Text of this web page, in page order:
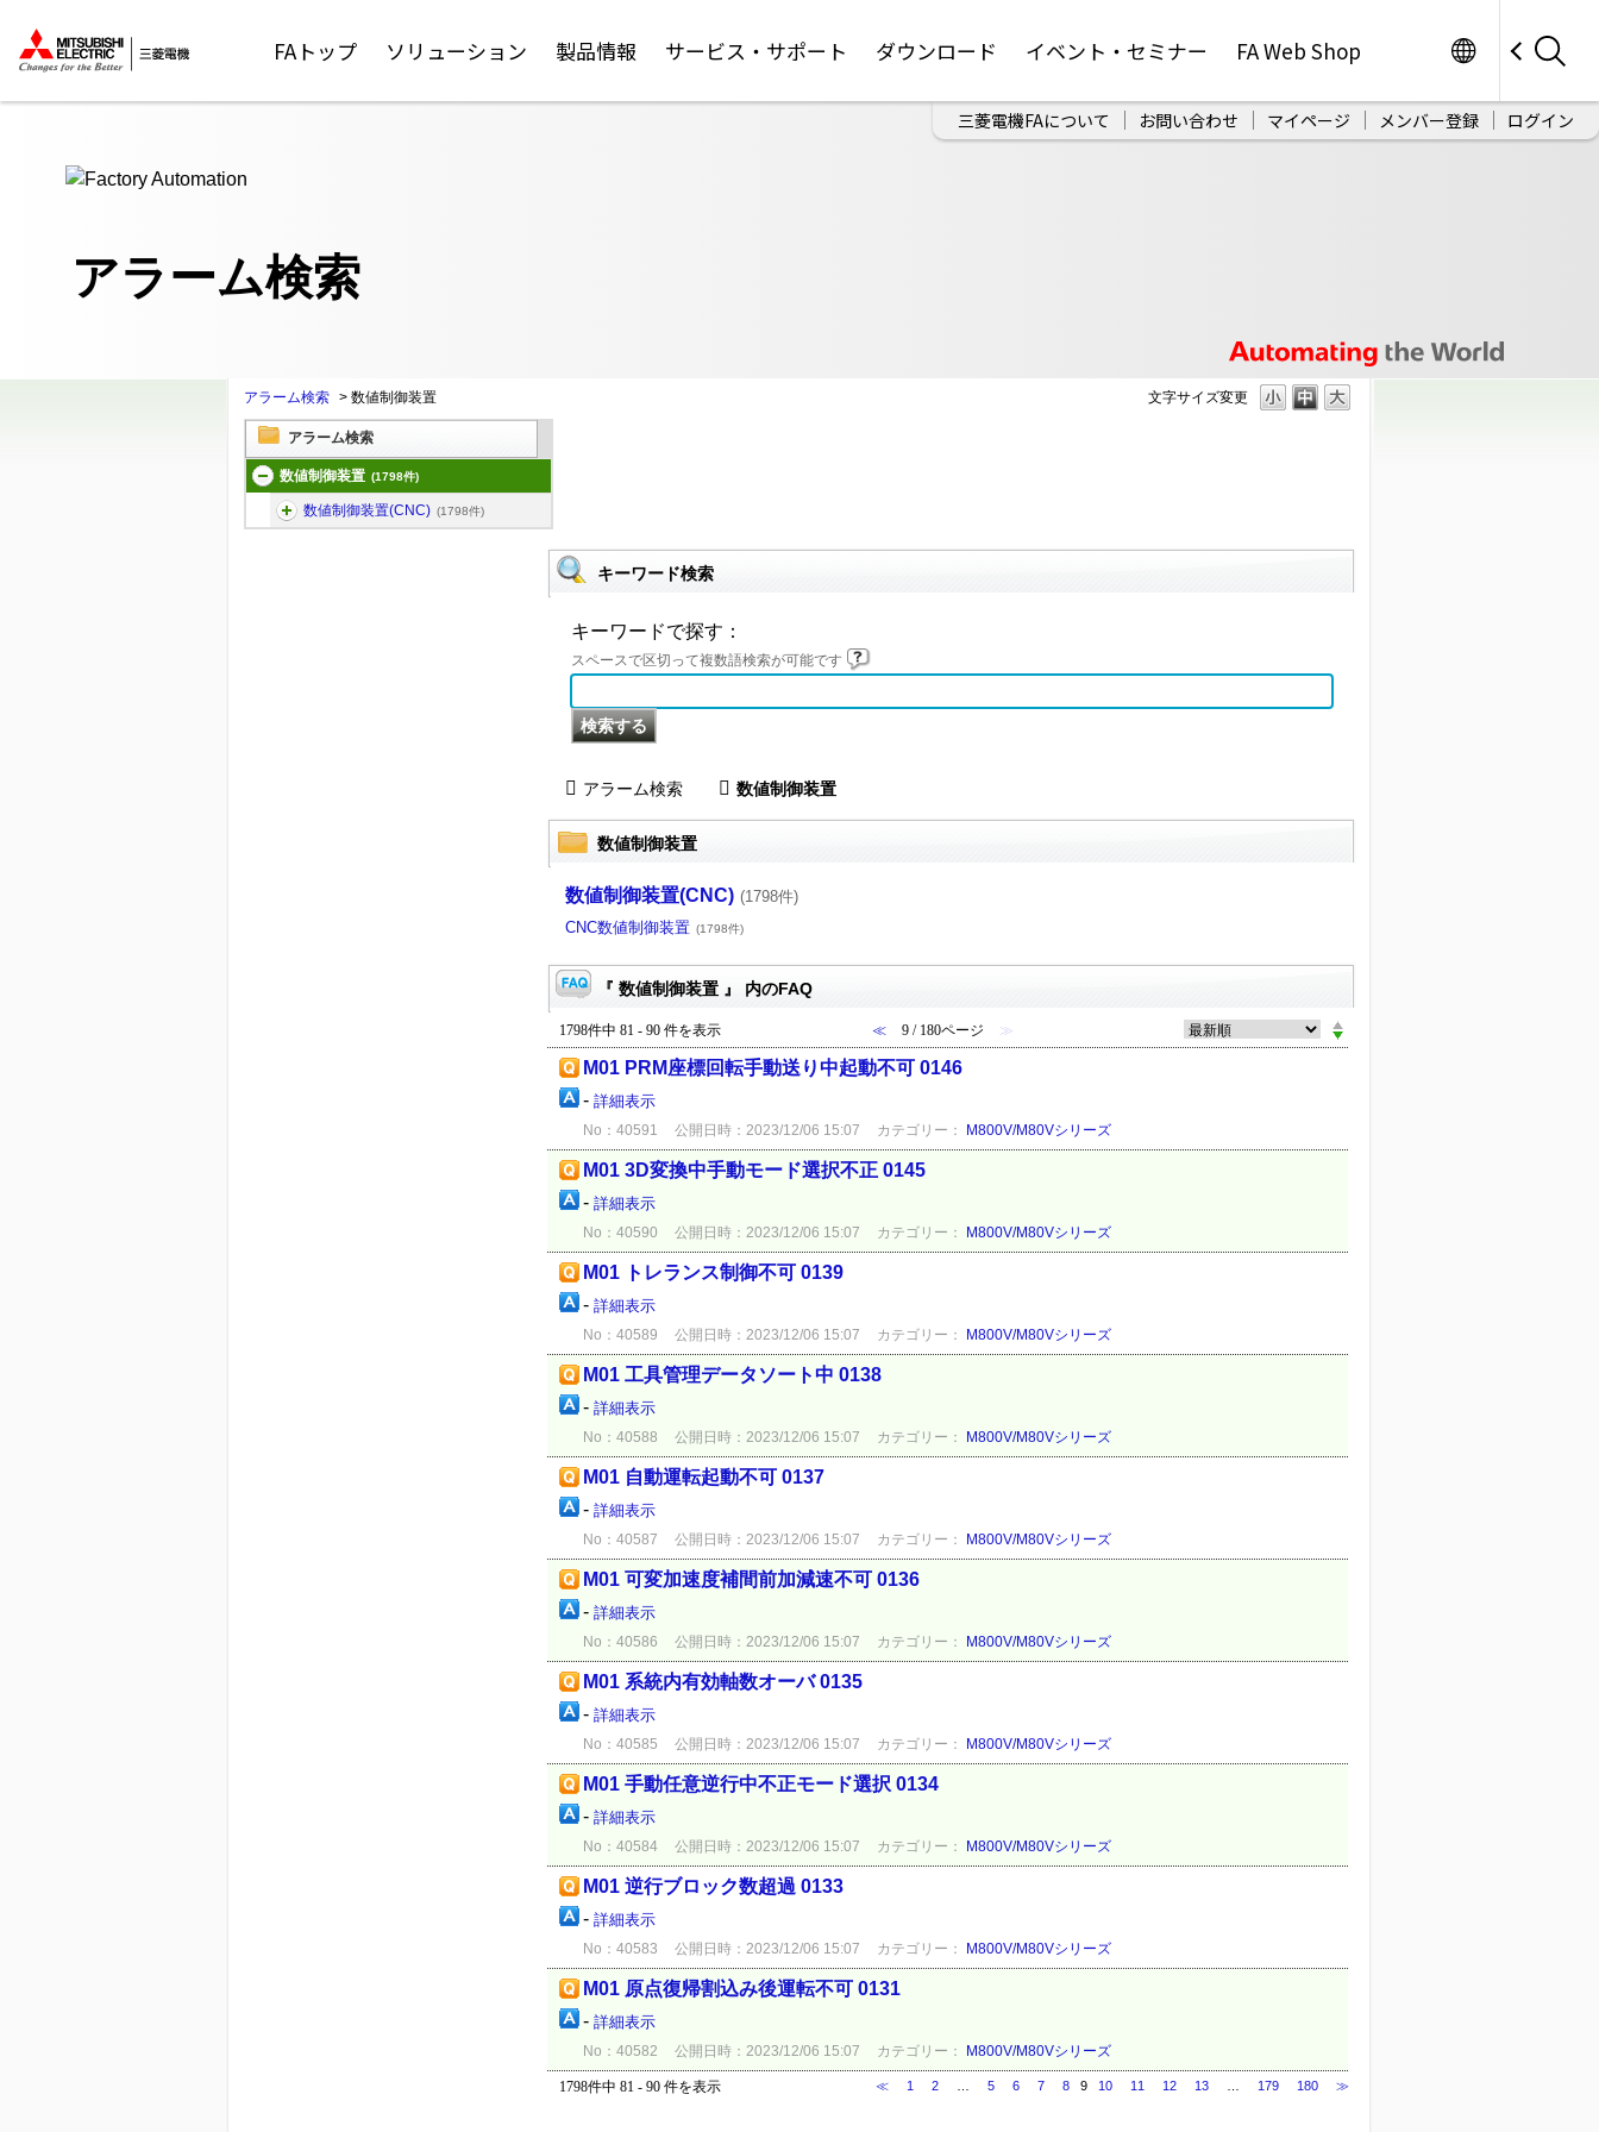
FAトップ ソリューション 製品情報 サービス・サポート ダウンロード イベント・セミナー FA Web Shop
三菱電機FAについて お問い合わせ マイページ メンバー登録 ログイン
アラーム検索
文字サイズ変更
アラーム検索 > 数値制御装置
アラーム検索
数値制御装置 (1798件)
数値制御装置(CNC) (1798件)
キーワード検索
キーワードで探す：
スペースで区切って複数語検索が可能です
アラーム検索 数値制御装置
数値制御装置
数値制御装置(CNC) (1798件)
CNC数値制御装置 (1798件)
『 数値制御装置 』 内のFAQ
1798件中 81 - 90 件を表示 ≪ 9 / 180ページ ≫
M01 PRM座標回転手動送り中起動不可 0146
- 詳細表示
No：40591 公開日時：2023/12/06 15:07 カテゴリー： M800V/M80Vシリーズ
M01 3D変換中手動モード選択不正 0145
- 詳細表示
No：40590 公開日時：2023/12/06 15:07 カテゴリー： M800V/M80Vシリーズ
M01 トレランス制御不可 0139
- 詳細表示
No：40589 公開日時：2023/12/06 15:07 カテゴリー： M800V/M80Vシリーズ
M01 工具管理データソート中 0138
- 詳細表示
No：40588 公開日時：2023/12/06 15:07 カテゴリー： M800V/M80Vシリーズ
M01 自動運転起動不可 0137
- 詳細表示
No：40587 公開日時：2023/12/06 15:07 カテゴリー： M800V/M80Vシリーズ
M01 可変加速度補間前加減速不可 0136
- 詳細表示
No：40586 公開日時：2023/12/06 15:07 カテゴリー： M800V/M80Vシリーズ
M01 系統内有効軸数オーバ 0135
- 詳細表示
No：40585 公開日時：2023/12/06 15:07 カテゴリー： M800V/M80Vシリーズ
M01 手動任意逆行中不正モード選択 0134
- 詳細表示
No：40584 公開日時：2023/12/06 15:07 カテゴリー： M800V/M80Vシリーズ
M01 逆行ブロック数超過 0133
- 詳細表示
No：40583 公開日時：2023/12/06 15:07 カテゴリー： M800V/M80Vシリーズ
M01 原点復帰割込み後運転不可 0131
- 詳細表示
No：40582 公開日時：2023/12/06 15:07 カテゴリー： M800V/M80Vシリーズ
1798件中 81 - 90 件を表示 ≪ 1 2 5 6 7 8 9 10 11 12 13 179 180 ≫